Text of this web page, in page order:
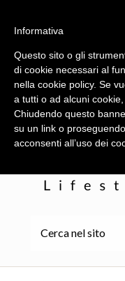
Informativa
Questo sito o gli
di cookie necessari al
nella cookie policy. Se
a tutti o ad alcuni
Chiudendo questo
su un link o
acconsenti all’uso dei